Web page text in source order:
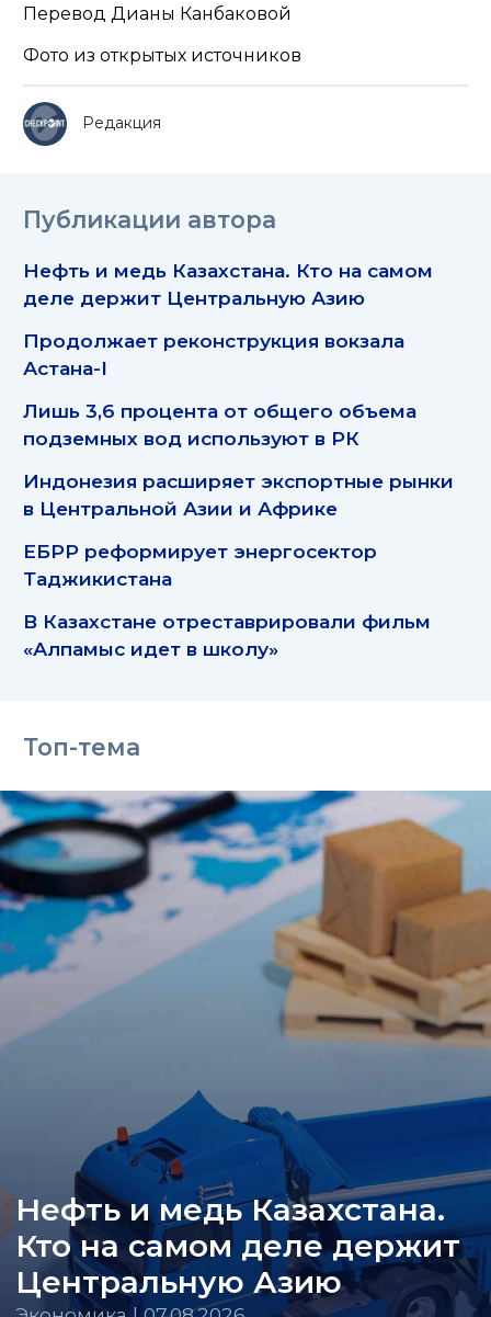
Перевод Дианы Канбаковой
Фото из открытых источников
Редакция
Публикации автора
Нефть и медь Казахстана. Кто на самом
деле держит Центральную Азию
Продолжает реконструкция вокзала
Астана-I
Лишь 3,6 процента от общего объема
подземных вод используют в РК
Индонезия расширяет экспортные рынки
в Центральной Азии и Африке
ЕБРР реформирует энергосектор
Таджикистана
В Казахстане отреставрировали фильм
«Алпамыс идет в школу»
Топ-тема
Нефть и медь Казахстана.
Кто на самом деле держит
Центральную Азию